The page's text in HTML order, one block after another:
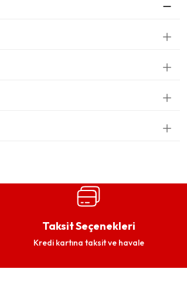
Taksit Seçenekleri
Kredi kartına taksit ve havale